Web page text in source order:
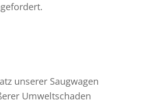
unserer Saugwagen
Umweltschaden